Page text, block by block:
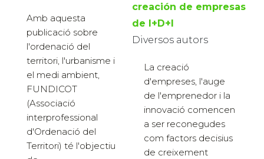
Amb aquesta
publicació sobre
l'ordenació del
territori, l'urbanisme i
el medi ambient,
FUNDICOT
(Associació
interprofessional
d'Ordenació del
Territori) té l'objectiu
creación de empresas
de I+D+I
Diversos autors
La creació
d'empreses, l'auge
de l'emprenedor i la
innovació comencen
a ser reconegudes
com factors decisius
de creixement